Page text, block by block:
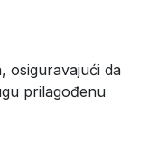
osiguravajući da
prilagođenu